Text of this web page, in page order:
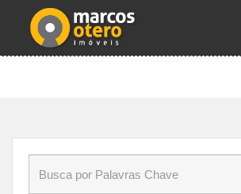
Início »Blog »compra e aluguel